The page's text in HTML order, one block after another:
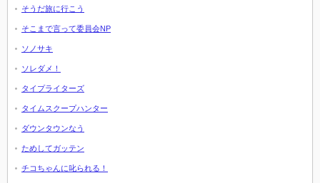
そうだ旅に行こう
そこまで言って委員会NP
ソノサキ
ソレダメ！
タイプライターズ
タイムスクープハンター
ダウンタウンなう
ためしてガッテン
チコちゃんに叱られる！